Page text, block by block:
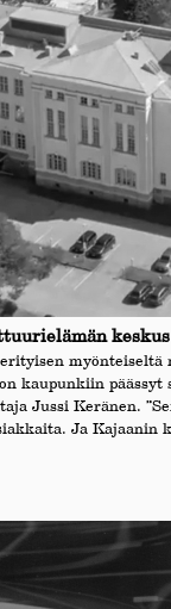
keskus
kaupunkiin
Jussi Keränen.
Ja Kajaanin